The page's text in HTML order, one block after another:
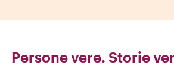
Persone vere. Storie